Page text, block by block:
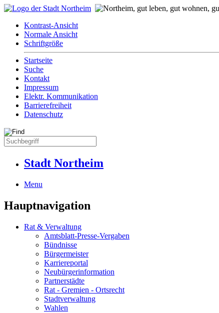
Kontrast-Ansicht
Normale Ansicht
Schriftgröße
Startseite
Suche
Kontakt
Impressum
Elektr. Kommunikation
Barrierefreiheit
Datenschutz
Stadt Northeim
Menu
Hauptnavigation
Rat & Verwaltung
Amtsblatt-Presse-Vergaben
Bündnisse
Bürgermeister
Karriereportal
Neubürgerinformation
Partnerstädte
Rat - Gremien - Ortsrecht
Stadtverwaltung
Wahlen